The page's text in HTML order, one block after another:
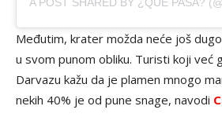
Međutim, krater možda neće još
u svom punom obliku. Turisti koji već
Darvazu kažu da je plamen mnogo
nekih 40% je od pune snage, navodi